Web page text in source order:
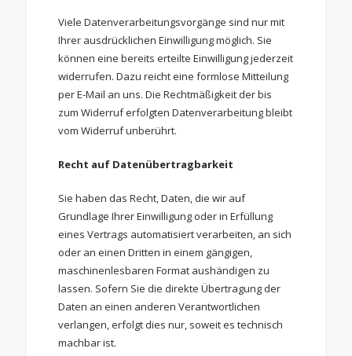
Viele Datenverarbeitungsvorgänge sind nur mit
Ihrer ausdrücklichen Einwilligung möglich. Sie
können eine bereits erteilte Einwilligung jederzeit
widerrufen. Dazu reicht eine formlose Mitteilung
per E-Mail an uns. Die Rechtmäßigkeit der bis
zum Widerruf erfolgten Datenverarbeitung bleibt
vom Widerruf unberührt.
Recht auf Datenübertragbarkeit
Sie haben das Recht, Daten, die wir auf
Grundlage Ihrer Einwilligung oder in Erfüllung
eines Vertrags automatisiert verarbeiten, an sich
oder an einen Dritten in einem gängigen,
maschinenlesbaren Format aushändigen zu
lassen. Sofern Sie die direkte Übertragung der
Daten an einen anderen Verantwortlichen
verlangen, erfolgt dies nur, soweit es technisch
machbar ist.